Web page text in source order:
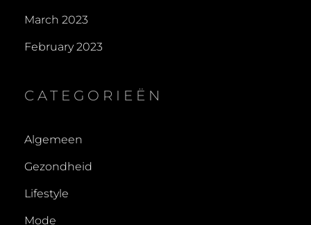
March 2023
February 2023
CATEGORIEËN
Algemeen
Gezondheid
Lifestyle
Mode